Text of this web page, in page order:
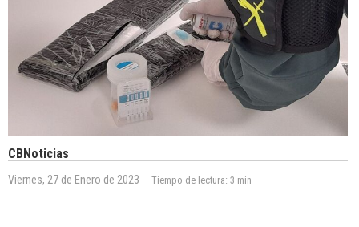
CBNoticias
Viernes, 27 de Enero de 2023 Tiempo de lectura: 3 min